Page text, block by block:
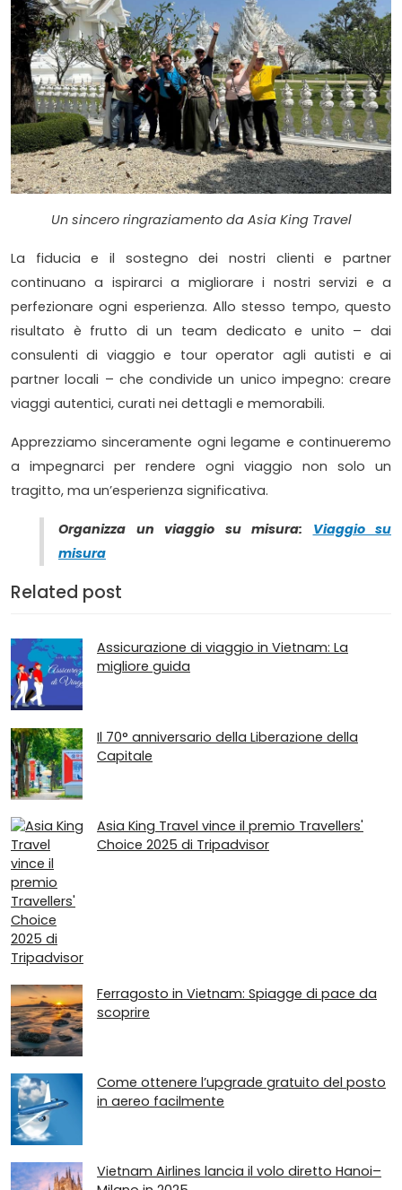
Un sincero ringraziamento da Asia King Travel
La fiducia e il sostegno dei nostri clienti e partner
continuano a ispirarci a migliorare i nostri servizi e a
perfezionare ogni esperienza. Allo stesso tempo, questo
risultato è frutto di un team dedicato e unito – dai
consulenti di viaggio e tour operator agli autisti e ai
partner locali – che condivide un unico impegno: creare
viaggi autentici, curati nei dettagli e memorabili.
Apprezziamo sinceramente ogni legame e continueremo
a impegnarci per rendere ogni viaggio non solo un
tragitto, ma un’esperienza significativa.
Organizza un viaggio su misura: Viaggio su
misura
Related post
Assicurazione di viaggio in Vietnam: La
migliore guida
Il 70° anniversario della Liberazione della
Capitale
Asia King Travel vince il premio Travellers'
Choice 2025 di Tripadvisor
Ferragosto in Vietnam: Spiagge di pace da
scoprire
Come ottenere l’upgrade gratuito del posto
in aereo facilmente
Vietnam Airlines lancia il volo diretto Hanoi–